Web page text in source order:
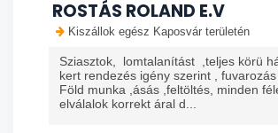
ROSTÁS ROLAND E.V
Kiszállok egész Kaposvár területén
Sziasztok, lomtalanítást ,teljes körü
kert rendezés igény szerint , fuvarozás
Föld munka ,ásás ,feltöltés, minden
elválalok korrekt áral d...